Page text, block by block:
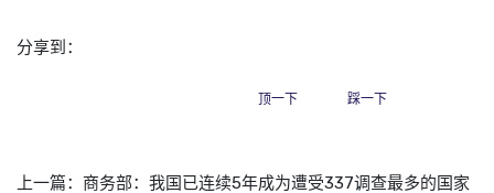
分享到：
顶一下 踩一下
上一篇： 商务部：我国已连续5年成为遭受337调查最多的国家